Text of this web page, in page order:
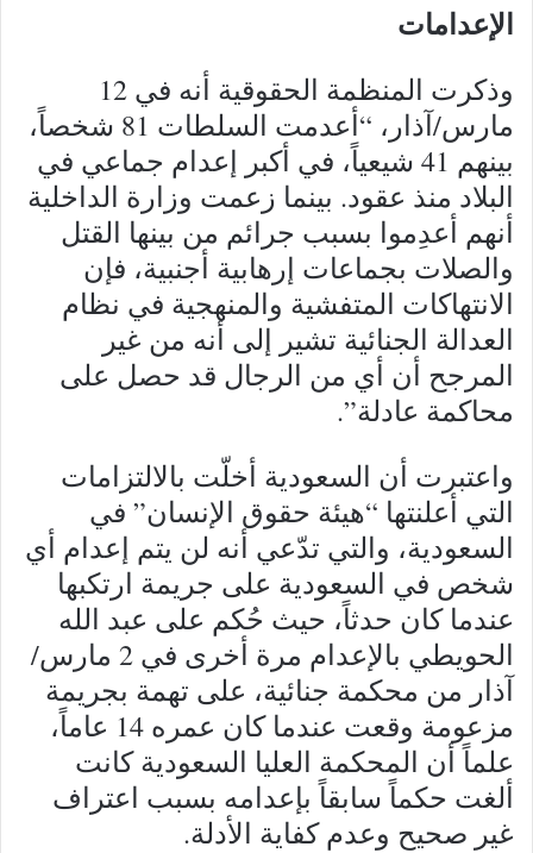
الإعدامات
وذكرت المنظمة الحقوقية أنه في 12
مارس/آذار، “أعدمت السلطات 81 شخصاً،
بينهم 41 شيعياً، في أكبر إعدام جماعي في
البلاد منذ عقود. بينما زعمت وزارة الداخلية
أنهم أعدِموا بسبب جرائم من بينها القتل
والصلات بجماعات إرهابية أجنبية، فإن
الانتهاكات المتفشية والمنهجية في نظام
العدالة الجنائية تشير إلى أنه من غير
المرجح أن أي من الرجال قد حصل على
محاكمة عادلة”.
واعتبرت أن السعودية أخلّت بالالتزامات
التي أعلنتها “هيئة حقوق الإنسان” في
السعودية، والتي تدّعي أنه لن يتم إعدام أي
شخص في السعودية على جريمة ارتكبها
عندما كان حدثاً، حيث حُكم على عبد الله
الحويطي بالإعدام مرة أخرى في 2 مارس/
آذار من محكمة جنائية، على تهمة بجريمة
مزعومة وقعت عندما كان عمره 14 عاماً،
علماً أن المحكمة العليا السعودية كانت
ألغت حكماً سابقاً بإعدامه بسبب اعتراف
غير صحيح وعدم كفاية الأدلة.